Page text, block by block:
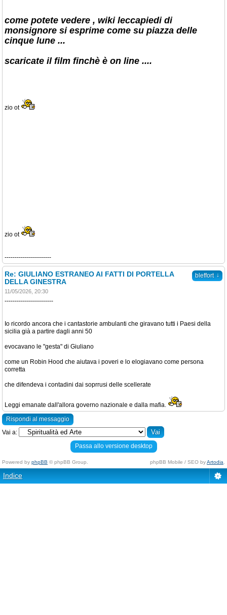
come potete vedere , wiki leccapiedi di
monsignore si esprime come su piazza delle
cinque lune ...
scaricate il film finchè è on line ....
zio ot
zio ot
-----------------------
bleffort ↓
Re: GIULIANO ESTRANEO AI FATTI DI PORTELLA
DELLA GINESTRA
11/05/2026, 20:30
------------------------
Io ricordo ancora che i cantastorie ambulanti che giravano tutti i Paesi della
sicilia già a partire dagli anni 50
evocavano le "gesta" di Giuliano
come un Robin Hood che aiutava i poveri e lo elogiavano come persona
corretta
che difendeva i contadini dai soprrusi delle scellerate
Leggi emanate dall'allora governo nazionale e dalla mafia.
Rispondi al messaggio
Vai a:
Passa allo versione desktop
Powered by phpBB © phpBB Group. phpBB Mobile / SEO byArtodia
Indice